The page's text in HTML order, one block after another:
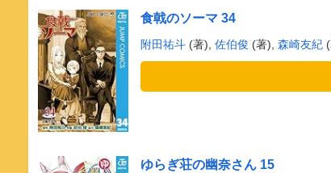
食戟のソーマ 34
附田祐斗(著), 佐伯俊 (著), 森崎友紀(
ゆらぎ荘の幽奈さん 15